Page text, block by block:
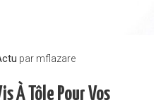
par mflazare
À Tôle Pour Vos